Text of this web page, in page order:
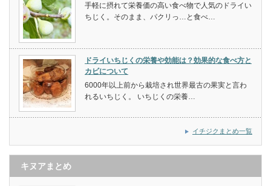
手軽に摂れて栄養価の高い食べ物で人気のドライい
ちじく。そのまま、パクリっ…と食べ…
ドライいちじくの栄養や効能は？効果的な食べ方と
カビについて
6000年以上前から栽培され世界最古の果実と言わ
れるいちじく。 いちじくの栄養…
イチジクまとめ一覧
キヌアまとめ